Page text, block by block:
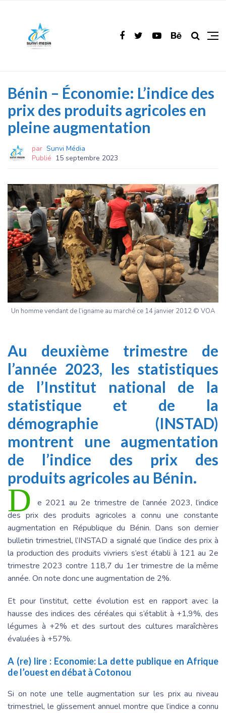
Bénin – Économie: L’indice des
prix des produits agricoles en
pleine augmentation
par Sunvi Média
Publié 15 septembre 2023
Un homme vendant de l’igname au marché ce 14 janvier 2012 © VOA
Au deuxième trimestre de
l’année 2023, les statistiques
de l’Institut national de la
statistique et de la
démographie (INSTAD)
montrent une augmentation
de l’indice des prix des
produits agricoles au Bénin.
D
e 2021 au 2e trimestre de l’année 2023, l’indice
des prix des produits agricoles a connu une constante
augmentation en République du Bénin. Dans son dernier
bulletin trimestriel, l’INSTAD a signalé que l’indice des prix à
la production des produits vivriers s’est établi à 121 au 2e
trimestre 2023 contre 118,7 du 1er trimestre de la même
année. On note donc une augmentation de 2%.
Et pour l’institut, cette évolution est en rapport avec la
hausse des indices des céréales qui s’établit à +1,9%, des
légumes à +2% et des surtout des cultures maraîchères
évaluées à +57%.
A (re) lire : Economie: La dette publique en Afrique
de l’ouest en débat à Cotonou
Si on note une telle augmentation sur les prix au niveau
trimestriel, le glissement annuel montre que l’indice a connu